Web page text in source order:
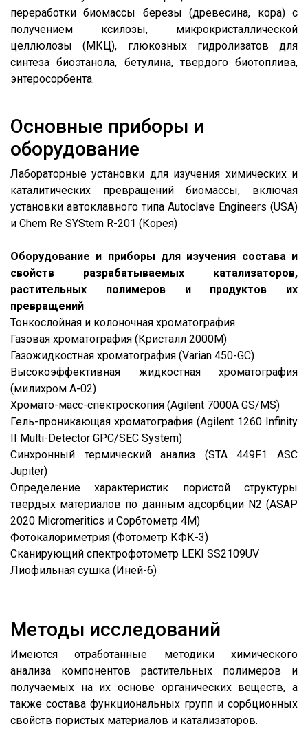
переработки биомассы березы (древесина, кора) с
получением ксилозы, микрокристаллической
целлюлозы (МКЦ), глюкозных гидролизатов для
синтеза биоэтанола, бетулина, твердого биотоплива,
энтеросорбента.
Основные приборы и
оборудование
Лабораторные установки для изучения химических и
каталитических превращений биомассы, включая
установки автоклавного типа Autoclave Engineers (USA)
и Chem Re SYStem R-201 (Корея)
Оборудование и приборы для изучения состава и
свойств разрабатываемых катализаторов,
растительных полимеров и продуктов их
превращений
Тонкослойная и колоночная хроматография
Газовая хроматография (Кристалл 2000М)
Газожидкостная хроматография (Varian 450-GC)
Высокоэффективная жидкостная хроматография
(милихром А-02)
Хромато-масс-спектроскопия (Agilent 7000A GS/MS)
Гель-проникающая хроматография (Agilent 1260 Infinity
II Multi-Detector GPC/SEC System)
Синхронный термический анализ (STA 449F1 ASC
Jupiter)
Определение характеристик пористой структуры
твердых материалов по данным адсорбции N2 (ASAP
2020 Micromeritics и Сорбтометр 4М)
Фотокалориметрия (Фотометр КФК-3)
Сканирующий спектрофотометр LEKI SS2109UV
Лиофильная сушка (Иней-6)
Методы исследований
Имеются отработанные методики химического
анализа компонентов растительных полимеров и
получаемых на их основе органических веществ, а
также состава функциональных групп и сорбционных
свойств пористых материалов и катализаторов.